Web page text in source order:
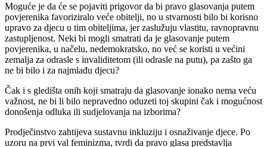
Moguće je da će se pojaviti prigovor da bi pravo glasovanja putem
povjerenika favoriziralo veće obitelji, no u stvarnosti bilo bi korisno
upravo za djecu u tim obiteljima, jer zaslužuju vlastitu, ravnopravnu
zastupljenost. Neki bi mogli smatrati da je glasovanje putem
povjerenika, u načelu, nedemokratsko, no već se koristi u većini
zemalja za odrasle s invaliditetom (ili odrasle na putu), pa zašto ga
ne bi bilo i za najmlađu djecu?
Čak i s gledišta onih koji smatraju da glasovanje ionako nema veću
važnost, ne bi li bilo nepravedno oduzeti toj skupini čak i mogućnost
donošenja odluka ili sudjelovanja na izborima?
Prodječinstvo zahtijeva sustavnu inkluziju i osnaživanje djece. Po
uzoru na prvi val feminizma, tvrdi da pravo glasa predstavlja